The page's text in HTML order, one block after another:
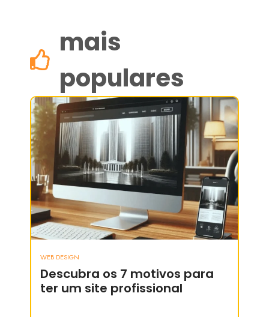
mais
populares
WEB DESIGN
Descubra os 7 motivos para
ter um site profissional